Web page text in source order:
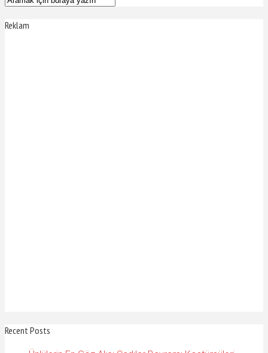
Reklam
Recent Posts